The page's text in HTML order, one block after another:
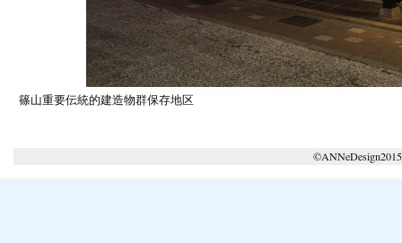
篠山重要伝統的建造物群保存地区